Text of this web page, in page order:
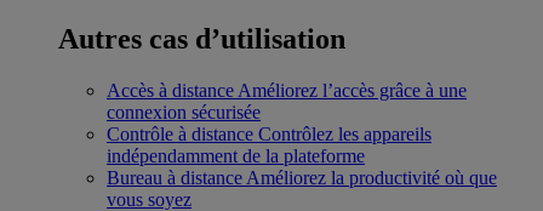
Autres cas d’utilisation
Accès à distance Améliorez l’accès grâce à une
connexion sécurisée
Contrôle à distance Contrôlez les appareils
indépendamment de la plateforme
Bureau à distance Améliorez la productivité où que
vous soyez